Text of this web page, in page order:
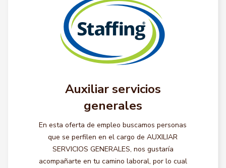
Auxiliar servicios
generales
En esta oferta de empleo buscamos personas
que se perfilen en el cargo de AUXILIAR
SERVICIOS GENERALES, nos gustaría
acompañarte en tu camino laboral, por lo cual